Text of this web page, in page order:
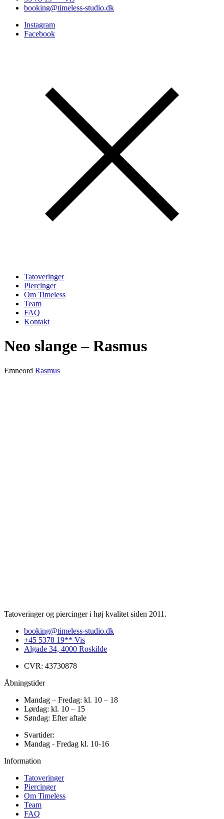
booking@timeless-studio.dk
Instagram
Facebook
Tatoveringer
Piercinger
Om Timeless
Team
FAQ
Kontakt
Neo slange – Rasmus
Emneord Rasmus
Tatoveringer og piercinger i høj kvalitet siden 2011.
booking@timeless-studio.dk
+45 5378 19** Vis
Algade 34, 4000 Roskilde
CVR: 43730878
Åbningstider
Mandag – Fredag: kl. 10 – 18
Lørdag: kl. 10 – 15
Søndag: Efter aftale
Svartider:
Mandag - Fredag kl. 10-16
Information
Tatoveringer
Piercinger
Om Timeless
Team
FAQ